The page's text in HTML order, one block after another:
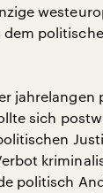
jahrelangen
sich
politisch